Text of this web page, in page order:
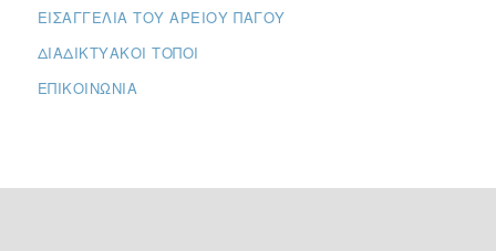
ΕΙΣΑΓΓΕΛΊΑ ΤΟΥ ΑΡΕΊΟΥ ΠΆΓΟΥ
ΔΙΑΔΙΚΤΥΑΚΟΊ ΤΌΠΟΙ
ΕΠΙΚΟΙΝΩΝΊΑ